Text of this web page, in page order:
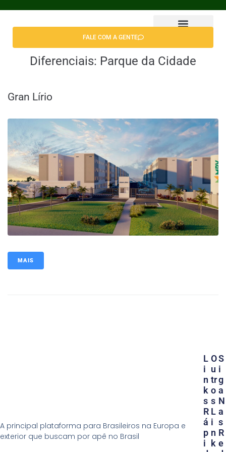
FALE COM A GENTE
Diferenciais: Parque da Cidade
Gran Lírio
MAIS
A principal plataforma para Brasileiros na Europa e
exterior que buscam por apê no Brasil
O
U
Tr
O
S
L
I
N
K
L
I
N
K
S
R
Á
P
I
S
I
G
A
N
A
S
R
E